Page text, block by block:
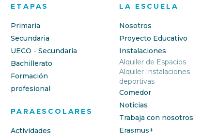
ETAPAS
Primaria
Secundaria
UECO - Secundaria
Bachillerato
Formación
profesional
PARAESCOLARES
Actividades
LA ESCUELA
Nosotros
Proyecto Educativo
Instalaciones
Alquiler de Espacios
Alquiler Instalaciones
deportivas
Comedor
Noticias
Trabaja con nosotros
Erasmus+